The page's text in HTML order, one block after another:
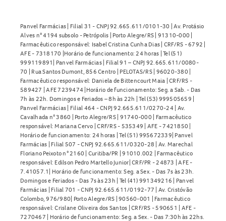
Panvel Farmácias | Filial 31 - CNPJ 92.665.611/0101-30 | Av. Protásio
Alves n° 4194 subsolo - Petrópolis | Porto Alegre/RS | 91310-000 |
Farmacêutico responsável: Isabel Cristina Cunha Dias | CRF/RS - 6792 |
AFE - 7318170 |Horário de funcionamento: 24 horas | Tel (51)
999119891| Panvel Farmácias | Filial 91 – CNPJ 92.665.611/0080-
70 | Rua Santos Dumont, 856 Centro | PELOTAS/RS | 96020-380 |
Farmacêutico responsável: Daniela de Bittencourt Maia | CRF/RS -
589427 | AFE 7239474 |Horário de funcionamento: Seg. a Sab. - Das
7h às 22h. Domingos e Feriados – 8h às 22h | Tel (53) 999505659 |
Panvel Farmácias | Filial 464 - CNPJ 92.665.611/0270-24 | Av.
Cavalhada n° 3860 | Porto Alegre/RS | 91740-000 | Farmacêutico
responsável: Mariana Cervo | CRF/RS - 535349 | AFE - 7421850 |
Horário de funcionamento: 24 horas | Tel (51) 995672339| Panvel
Farmácias | Filial 507 - CNPJ 92.665.611/0320-28 | Av. Marechal
Floriano Peixoto n° 2160 | Curitiba/PR | 91010.002 | Farmacêutico
responsável: Edilson Pedro Martello Junior| CRF/PR - 24873 | AFE -
7.41057.1| Horário de funcionamento: Seg. a Sex. - Das 7s às 23h.
Domingos e Feriados - Das 7s às 23h | Tel (41) 991349216 | Panvel
Farmácias | Filial 701 - CNPJ 92.665.611/0192-77 | Av. Cristóvão
Colombo, 976/980| Porto Alegre/RS | 90560-001 | Farmacêutico
responsável: Crislane Oliveira dos Santos | CRF/RS - 590651 | AFE -
7270467 | Horário de funcionamento: Seg. a Sex. - Das 7:30h às 22hs.